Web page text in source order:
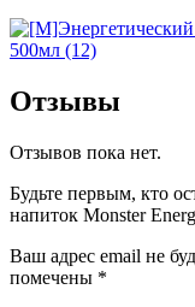
Отзывы
Отзывов пока нет.
Будьте первым, кто
напиток Monster
Ваш адрес email не
помечены *